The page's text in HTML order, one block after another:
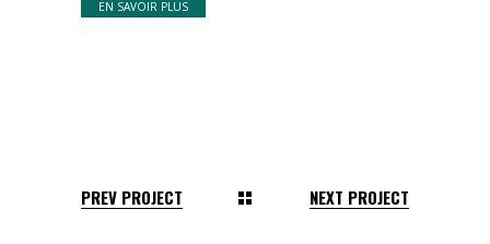
EN SAVOIR PLUS
PREV PROJECT NEXT PROJECT